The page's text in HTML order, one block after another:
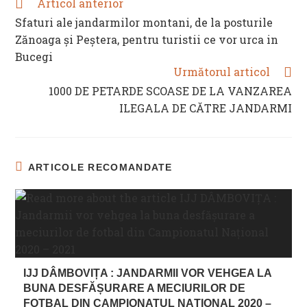
READ
MORE
ARTICLES
Articol anterior
Sfaturi ale jandarmilor montani, de la posturile
Zănoaga și Peștera, pentru turistii ce vor urca in
Bucegi
Următorul articol
1000 DE PETARDE SCOASE DE LA VANZAREA
ILEGALA DE CĂTRE JANDARMI
ARTICOLE RECOMANDATE
IJJ DÂMBOVIȚA : JANDARMII VOR VEHGEA LA
BUNA DESFĂȘURARE A MECIURILOR DE
FOTBAL DIN CAMPIONATUL NAȚIONAL 2020 –